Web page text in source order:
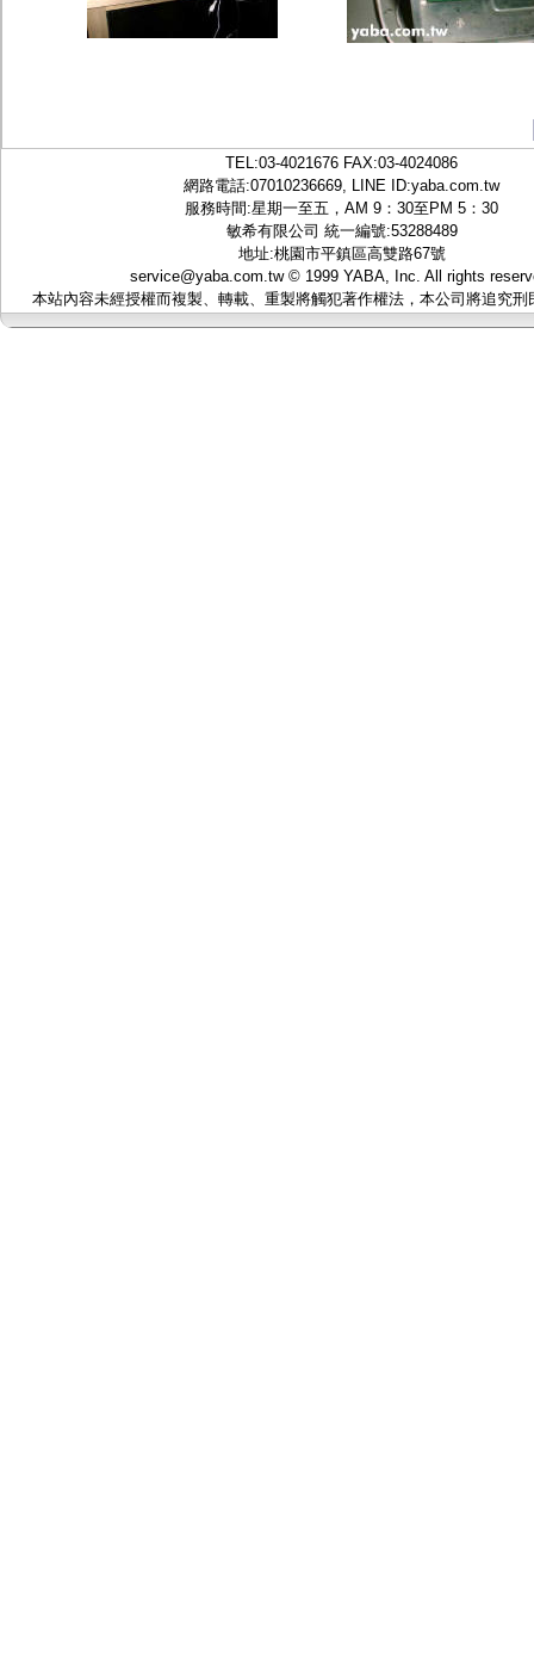
TEL:03-4021676 FAX:03-4024086
網路電話:07010236669, LINE ID:yaba.com.tw
服務時間:星期一至五，AM 9：30至PM 5：30
敏希有限公司 統一編號:53288489
地址:桃園市平鎮區高雙路67號
service@yaba.com.tw© 1999 YABA, Inc. All rights
本站內容未經授權而複製、轉載、重製將觸犯著作權法，本公司將追究刑